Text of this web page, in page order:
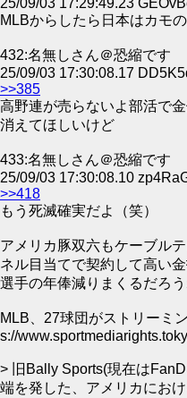
25/09/03 17:29:49.23
MLBからしたら日本はカモ
432:名無しさん＠恐縮です
25/09/03 17:30:08.17
>>385
高野連が売らないよ部活で
消えてほしいけど
433:名無しさん＠恐縮です
25/09/03 17:30:08.10
>>418
もう死滅確実だよ（笑）
アメリカ豚双六もケーブル
ネル目当てで契約して高い
選手の年俸減りまくるだろ
MLB、27球団がストリーミン
s://
> 旧Bally Sports(現在は
端を発した、アメリカにお